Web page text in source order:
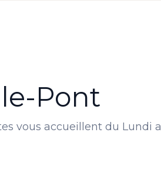
Pont
vous accueillent du Lundi